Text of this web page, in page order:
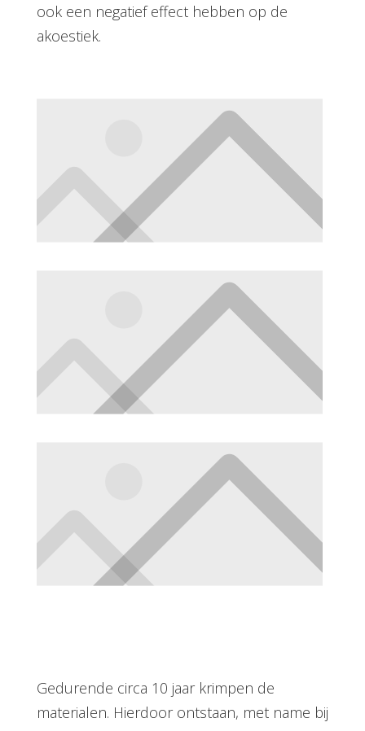
ook een negatief effect hebben op de
akoestiek.
Gedurende circa 10 jaar krimpen de
materialen. Hierdoor ontstaan, met name bij